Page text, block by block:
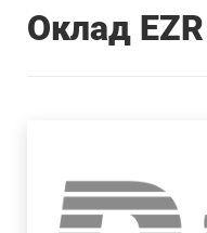
Оклад